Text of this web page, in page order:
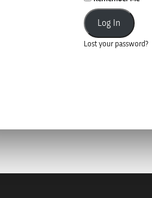
Lost your password?